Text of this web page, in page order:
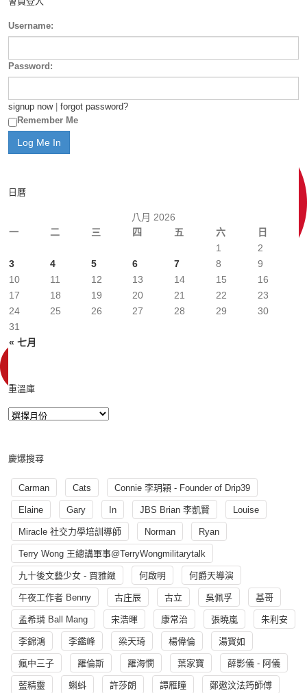
Username:
Password:
signup now| forgot password?
Remember Me
日曆
八月 2026
一
二 三 四 五 六 日
« 七月
1
2
3
4 5 6 7 8
9
10
11 12 13 14 15
16
17
18 19 20 21 22
23
24
25 26 27 28 29
30
31
重溫庫
慶爆搜尋
Carman Cats Connie 李玥穎 - Founder of Drip39
Elaine Gary In JBS Brian 李凱賢 Louise
Miracle 社交力學培訓導師 Norman Ryan
Terry Wong 王總講軍事@TerryWongmilitarytalk
九十後文藝少女 - 賈雅緻 何啟明 何爵天導演
午夜工作者 Benny 古庄辰 古立 吳佩孚 基哥
孟希璘 Ball Mang 宋浩暉 康常治 張曉嵐 朱利安
李錦鴻 李鑑峰 梁天琦 楊偉倫 湯寳如
瘋中三子 羅倫斯 羅海憫 葉家寶 薛影儀 - 阿儀
藍精靈 蝌蚪 許莎朗 譚雁瞳 鄭遨汶法筠師傅